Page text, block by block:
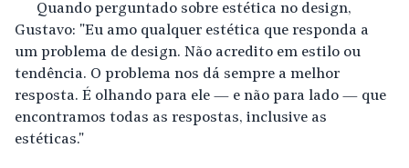
Quando perguntado sobre estética no design,
Gustavo: "Eu amo qualquer estética que responda a
um problema de design. Não acredito em estilo ou
tendência. O problema nos dá sempre a melhor
resposta. É olhando para ele — e não para lado — que
encontramos todas as respostas, inclusive as
estéticas."